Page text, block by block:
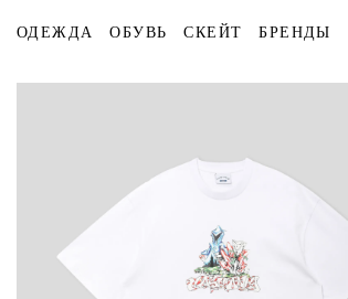
ОДЕЖДА ОБУВЬ СКЕЙТ БРЕНДЫ